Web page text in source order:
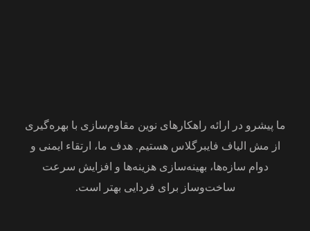
ما پیشرو در ارائه راهکارهای نوین مقاوم‌سازی با بهره‌گیری
از مش الیاف فایبرگلاس هستیم. هدف ما، ارتقاء ایمنی و
دوام سازه‌ها، بهینه‌سازی هزینه‌ها و افزایش سرعت
ساخت‌وساز برای فردایی بهتر است.